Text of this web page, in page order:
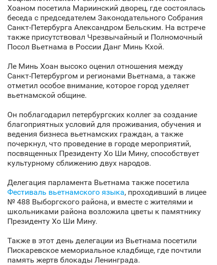
Хоаном посетила Мариинский дворец, где состоялась
беседа с председателем Законодательного Собрания
Санкт‑Петербурга Александром Бельским. На встрече
также присутствовал Чрезвычайный и Полномочный
Посол Вьетнама в России Данг Минь Кхой.
Ле Минь Хоан высоко оценил отношения между
Санкт‑Петербургом и регионами Вьетнама, а также
отметил особое внимание, которое город уделяет
вьетнамской общине.
Он поблагодарил петербургских коллег за создание
благоприятных условий для проживания, обучения и
ведения бизнеса вьетнамских граждан, а также
почеркнул, что проведение в городе мероприятий,
посвященных Президенту Хо Ши Мину, способствует
культурному сближению двух народов.
Делегация парламента Вьетнама также посетила
Фестиваль вьетнамского языка, проходивший в лицее
№ 488 Выборгского района, и вместе с жителями и
школьниками района возложила цветы к памятнику
Президенту Хо Ши Мину.
Также в этот день делегации из Вьетнама посетили
Пискаревское мемориальное кладбище, где почтили
память жертв блокады Ленинграда.